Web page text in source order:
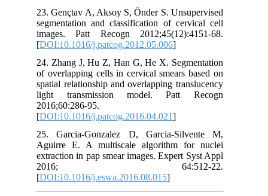
23. Gençtav A, Aksoy S, Önder S. Unsupervised
segmentation and classification of cervical cell
images. Patt Recogn 2012;45(12):4151-68.
[DOI:10.1016/j.patcog.2012.05.006
24. Zhang J, Hu Z, Han G, He X. Segmentation
of overlapping cells in cervical smears based on
spatial relationship and overlapping translucency
light transmission model. Patt Recogn
2016;60:286-95.
[DOI:10.1016/j.patcog.2016.04.021
25. Garcia-Gonzalez D, Garcia-Silvente M,
Aguirre E. A multiscale algorithm for nuclei
extraction in pap smear images. Expert Syst Appl
2016; 64:512-22.
[DOI:10.1016/j.eswa.2016.08.015